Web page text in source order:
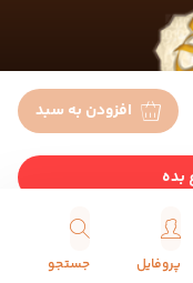
پروفایل جستجو
افزودن به سبد
بده